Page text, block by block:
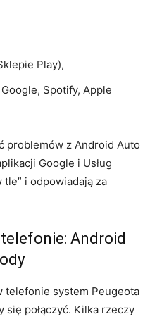
Play),
Spotify, Apple
problemów z Android Auto
Google i Usług
tle” i odpowiadają za
Android
telefonie system Peugeota
się połączyć. Kilka rzeczy